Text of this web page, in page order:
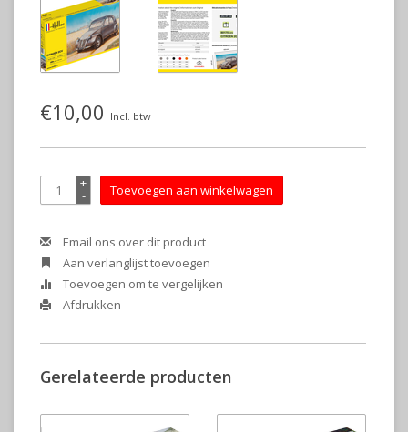
€10,00 Incl. btw
+
- Toevoegen aan winkelwagen
Email ons over dit product
Aan verlanglijst toevoegen
Toevoegen om te vergelijken
Afdrukken
Gerelateerde producten